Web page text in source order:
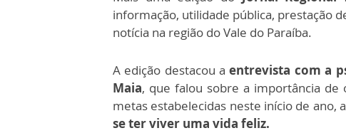
informação, utilidade pública, prestação
notícia na região do Vale do Paraíba.
A edição destacou aentrevista com a
Maia, que falou sobre a importância de
metas estabelecidas neste início de ano,
se ter viver uma vida feliz.